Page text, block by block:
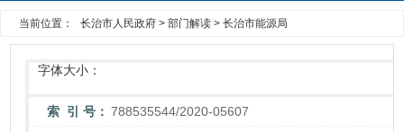
当前位置： 长治市人民政府 > 部门解读 > 长治市能源局
字体大小：
索 引 号： 788535544/2020-05607